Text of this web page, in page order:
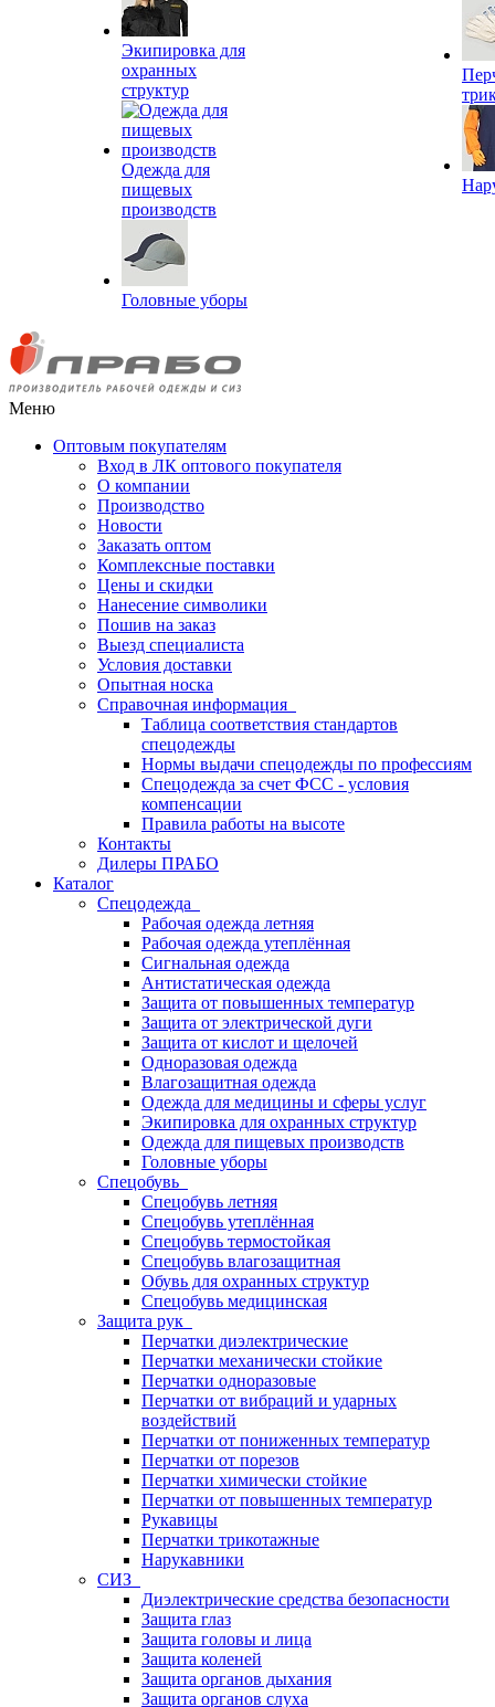
Экипировка для
охранных
структур
Одежда для
пищевых
производств
Головные уборы
Меню
Оптовым покупателям
Вход в ЛК оптового покупателя
О компании
Производство
Новости
Заказать оптом
Комплексные поставки
Цены и скидки
Нанесение символики
Пошив на заказ
Выезд специалиста
Условия доставки
Опытная носка
Справочная информация
Таблица соответствия стандартов
спецодежды
Нормы выдачи спецодежды по профессиям
Спецодежда за счет ФСС - условия
компенсации
Правила работы на высоте
Контакты
Дилеры ПРАБО
Каталог
Спецодежда
Рабочая одежда летняя
Рабочая одежда утеплённая
Сигнальная одежда
Антистатическая одежда
Защита от повышенных температур
Защита от электрической дуги
Защита от кислот и щелочей
Одноразовая одежда
Влагозащитная одежда
Одежда для медицины и сферы услуг
Экипировка для охранных структур
Одежда для пищевых производств
Головные уборы
Спецобувь
Спецобувь летняя
Спецобувь утеплённая
Спецобувь термостойкая
Спецобувь влагозащитная
Обувь для охранных структур
Спецобувь медицинская
Защита рук
Перчатки диэлектрические
Перчатки механически стойкие
Перчатки одноразовые
Перчатки от вибраций и ударных
воздействий
Перчатки от пониженных температур
Перчатки от порезов
Перчатки химически стойкие
Перчатки от повышенных температур
Рукавицы
Перчатки трикотажные
Нарукавники
СИЗ
Диэлектрические средства безопасности
Защита глаз
Защита головы и лица
Защита коленей
Защита органов дыхания
Защита органов слуха